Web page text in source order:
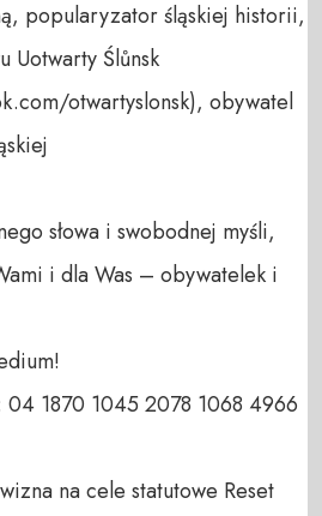
popularyzator śląskiej historii,
Uotwarty Ślůnsk
otwartyslonsk), obywatel
słowa i swobodnej myśli,
i dla Was – obywatelek i
1870 1045 2078 1068 4966
na cele statutowe Reset